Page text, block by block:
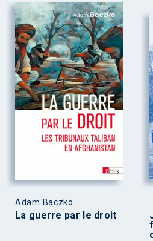
Adam Baczko
La guerre par le droit